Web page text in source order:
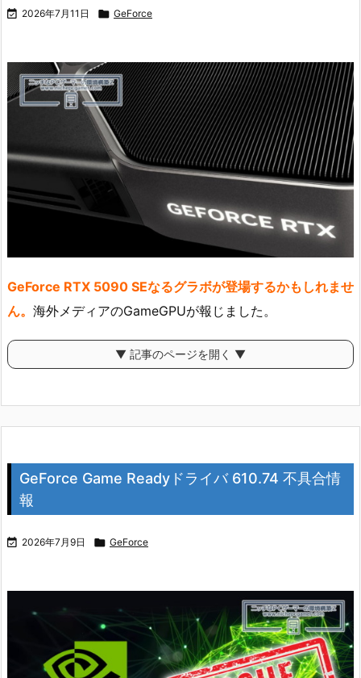
 2026年7月11日  GeForce
GeForce RTX 5090 SEなるグラボが登場するかもしれませ
ん。 海外メディアのGameGPUが報じました。
▼ 記事のページを開く ▼
GeForce Game Readyドライバ 610.74 不具合情
報
 2026年7月9日  GeForce